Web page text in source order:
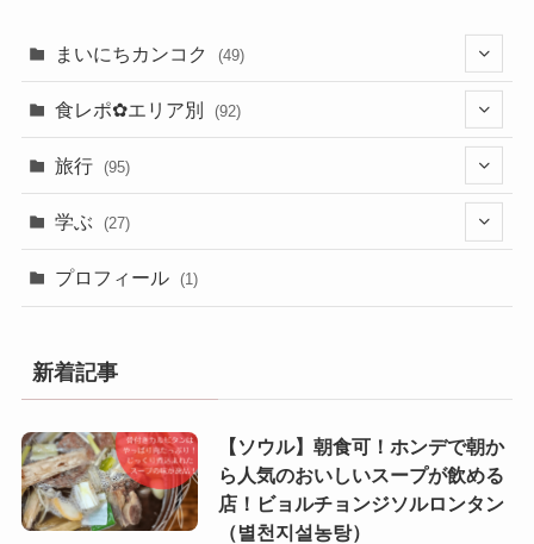
まいにちカンコク (49)
(26)
食レポ✿エリア別 (92)
(5)
(4)
旅行 (95)
(8)
(6)
学ぶ (27)
(4)
プロフィール (1)
新着記事
【ソウル】朝食可！ホンデで朝か
ら人気のおいしいスープが飲める
店！ビョルチョンジソルロンタン
（별천지설농탕）